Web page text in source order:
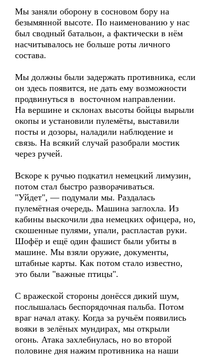
Мы заняли оборону в сосновом бору на
безымянной высоте. По наименованию у нас
был сводный батальон, а фактически в нём
насчитывалось не больше роты личного
состава.
Мы должны были задержать противника, если
он здесь появится, не дать ему возможности
продвинуться в восточном направлении.
На вершине и склонах высоты бойцы вырыли
окопы и установили пулемёты, выставили
посты и дозоры, наладили наблюдение и
связь. На всякий случай разобрали мостик
через ручей.
Вскоре к ручью подкатил немецкий лимузин,
потом стал быстро разворачиваться.
"Уйдет", — подумали мы. Раздалась
пулемётная очередь. Машина заглохла. Из
кабины выскочили два немецких офицера, но,
скошенные пулями, упали, распластав руки.
Шофёр и ещё один фашист были убиты в
машине. Мы взяли оружие, документы,
штабные карты. Как потом стало известно,
это были "важные птицы".
С вражеской стороны донёсся дикий шум,
послышалась беспорядочная пальба. Потом
враг начал атаку. Когда за ручьём появились
вояки в зелёных мундирах, мы открыли
огонь. Атака захлебнулась, но во второй
половине дня нажим противника на наши